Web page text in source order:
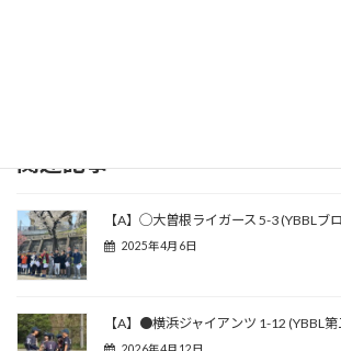
関連記事
【A】◯大曽根ライガース 5-3 (YBBLブ
2025年4月6日
【A】●横浜ジャイアンツ 1-12 (YBBL